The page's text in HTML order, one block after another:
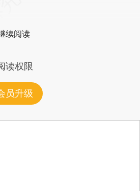
续阅读
读权限
员升级